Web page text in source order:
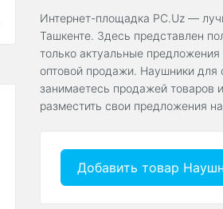
Интернет-площадка PC.Uz —
Ташкенте. Здесь представлен
только актуальные
оптовой продажи. Наушники для
занимаетесь продажей товаров
разместить свои предложения
Добавить товар